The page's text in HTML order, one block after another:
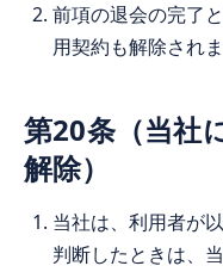
前項の退会の完了
用契約も解除されま
第20条（当社
解除）
当社は、利用者が
判断したときは、